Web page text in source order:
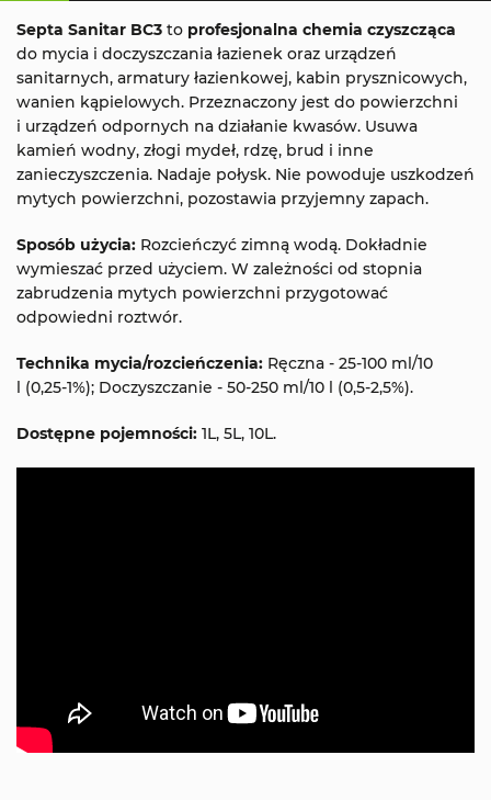
Septa Sanitar BC3 to profesjonalna chemia czyszcząca
do mycia i doczyszczania łazienek oraz urządzeń
sanitarnych, armatury łazienkowej, kabin prysznicowych,
wanien kąpielowych. Przeznaczony jest do powierzchni
i urządzeń odpornych na działanie kwasów. Usuwa
kamień wodny, złogi mydeł, rdzę, brud i inne
zanieczyszczenia. Nadaje połysk. Nie powoduje uszkodzeń
mytych powierzchni, pozostawia przyjemny zapach.
Sposób użycia: Rozcieńczyć zimną wodą. Dokładnie
wymieszać przed użyciem. W zależności od stopnia
zabrudzenia mytych powierzchni przygotować
odpowiedni roztwór.
Technika mycia/rozcieńczenia: Ręczna - 25-100 ml/10
l (0,25-1%); Doczyszczanie - 50-250 ml/10 l (0,5-2,5%).
Dostępne pojemności: 1L, 5L, 10L.